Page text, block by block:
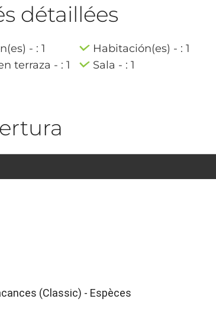
détaillées
- : 1
Habitación(es) - : 1
terraza - : 1 Sala - : 1
(Classic) - Espèces